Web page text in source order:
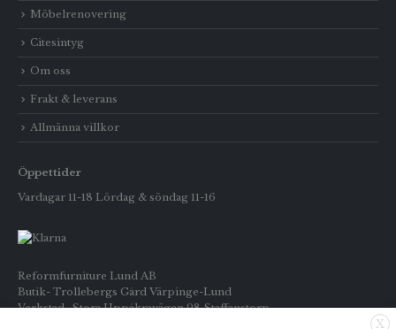
Möbelrenovering
Citesintyg
Om oss
Frakt & leverans
Allmänna villkor
Öppettider
Vardagar 11-18 Lördag & söndag 11-16
Reformfurniture Lund AB
Butik- Trollebergs Gård Värpinge-Lund
Verkstad- Stora Uppåkravägen 98 Staffanstorp
X